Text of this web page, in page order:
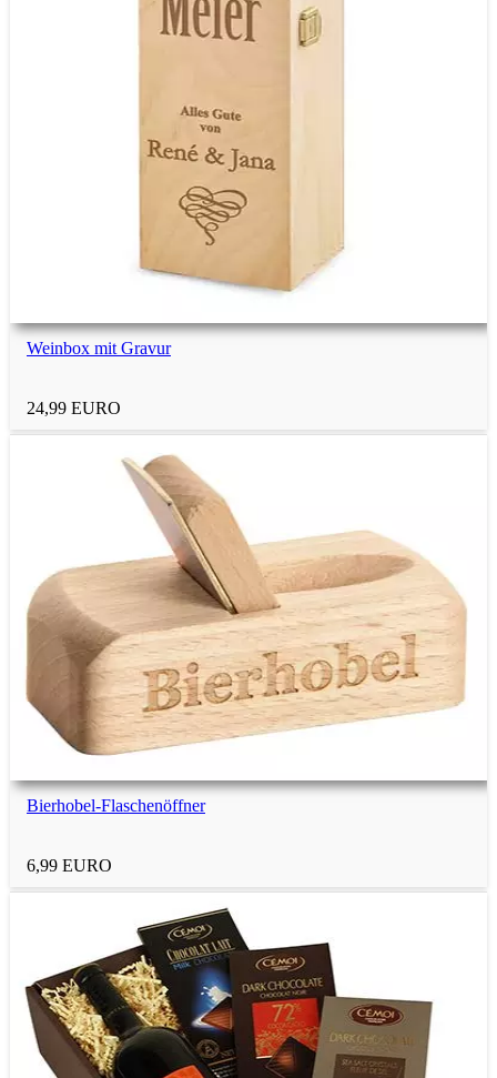
1-jährige Jungs
2-jährige Kinder
2-jährige Jungs
3-jährige Jungs
3-jährige Mädchen
4-jährige Kinder
4-jährige Jungs
5-jährige Jungs
5-jährige Mädchen
6-jährige Kinder
Weinbox mit Gravur
24,99 EURO
Bierhobel-Flaschenöffner
6,99 EURO